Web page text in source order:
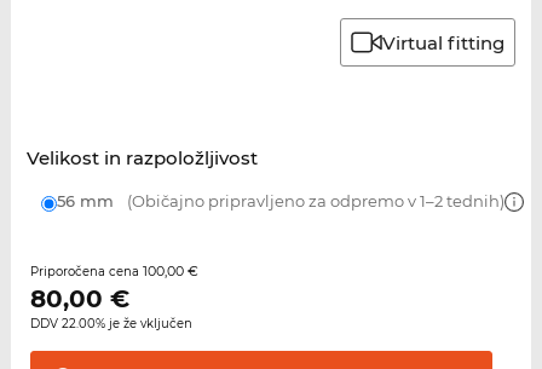
Virtual fitting
Velikost in razpoložljivost
56 mm (Običajno pripravljeno za odpremo v 1–2 tednih)
Priporočena cena 100,00 €
80,00 €
DDV 22.00% je že vključen